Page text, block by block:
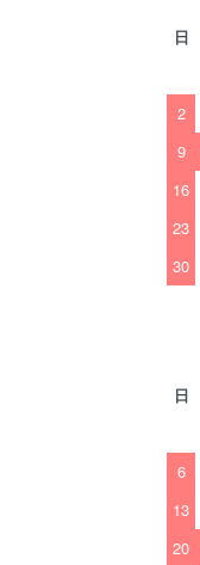
日
2
9
16
23
30
日
6
13
20